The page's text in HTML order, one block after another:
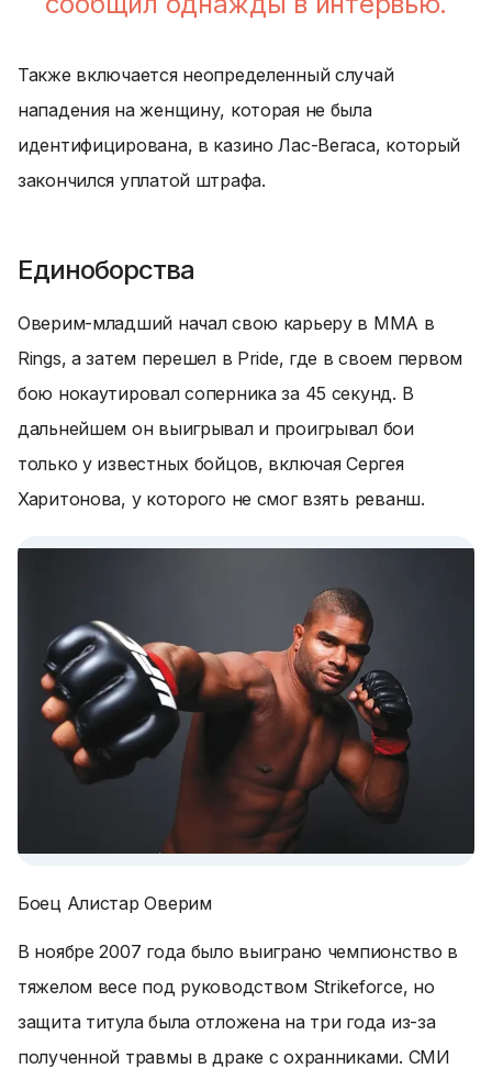
Также включается неопределенный случай
нападения на женщину, которая не была
идентифицирована, в казино Лас-Вегаса, который
закончился уплатой штрафа.
Единоборства
Оверим-младший начал свою карьеру в MMA в
Rings, а затем перешел в Pride, где в своем первом
бою нокаутировал соперника за 45 секунд. В
дальнейшем он выигрывал и проигрывал бои
только у известных бойцов, включая Сергея
Харитонова, у которого не смог взять реванш.
Боец Алистар Оверим
В ноябре 2007 года было выиграно чемпионство в
тяжелом весе под руководством Strikeforce, но
защита титула была отложена на три года из-за
полученной травмы в драке с охранниками. СМИ